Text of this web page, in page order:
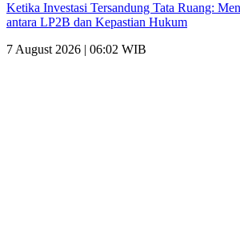
Ketika Investasi Tersandung Tata Ruang:
antara LP2B dan Kepastian Hukum
7 August 2026 | 06:02 WIB